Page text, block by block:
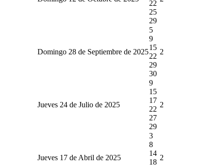
22
25
29
Domingo 28 de Septiembre de 2025
5
9
15
22
29
30
2
Jueves 24 de Julio de 2025
9
15
17
22
27
29
2
Jueves 17 de Abril de 2025
3
8
14
18
2